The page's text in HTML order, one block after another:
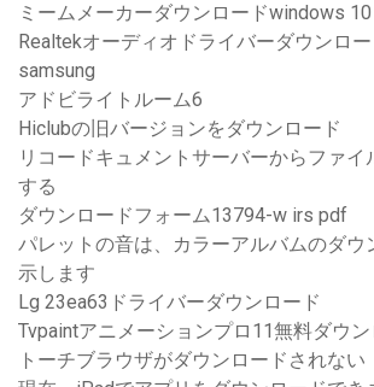
ミームメーカーダウンロードwindows 10
Realtekオーディオドライバーダウンロ
samsung
アドビライトルーム6
Hiclubの旧バージョンをダウンロード
リコードキュメントサーバーからファイ
する
ダウンロードフォーム13794-w irs pdf
パレットの音は、カラーアルバムのダウ
示します
Lg 23ea63ドライバーダウンロード
Tvpaintアニメーションプロ11無料ダウ
トーチブラウザがダウンロードされない